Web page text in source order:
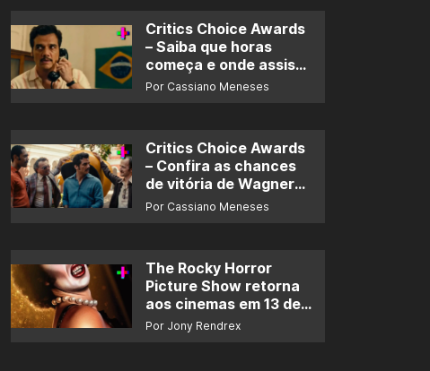
Critics Choice Awards
– Saiba que horas
começa e onde assistir
ao prêmio
Por Cassiano Meneses
Critics Choice Awards
– Confira as chances
de vitória de Wagner
Moura e de ‘O Agente
Por Cassiano Meneses
The Rocky Horror
Picture Show retorna
aos cinemas em 13 de
novembro
Por Jony Rendrex